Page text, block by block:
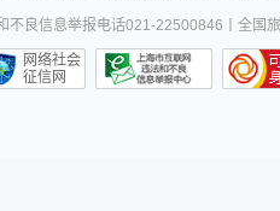
不良信息举报电话021-22500846 全国
网络社会
征信网